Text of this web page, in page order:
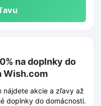
na doplnky do
Wish.com
nájdete akcie a zľavy až
doplnky do domácnosti.